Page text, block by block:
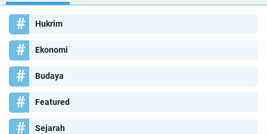
Hukrim
Ekonomi
Budaya
Featured
Sejarah